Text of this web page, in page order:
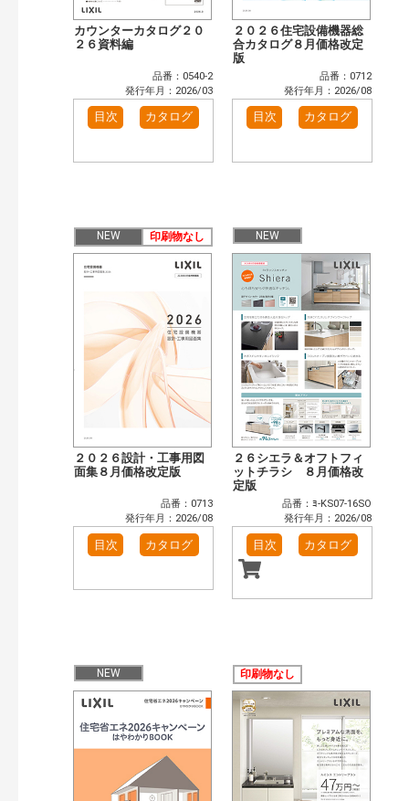
カウンターカタログ２０
２６資料編
品番：0540-2
発行年月：2026/03
目次 カタログ
２０２６住宅設備機器総
合カタログ８月価格改定
版
品番：0712
発行年月：2026/08
目次 カタログ
NEW 印刷物なし
２０２６設計・工事用図
面集８月価格改定版
品番：0713
発行年月：2026/08
目次 カタログ
NEW
２６シエラ＆オフトフィ
ットチラシ ８月価格改
定版
品番：ﾖ-KS07-16SO
発行年月：2026/08
目次 カタログ
NEW 印刷物なし